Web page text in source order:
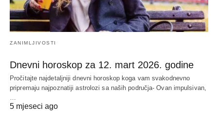
ZANIMLJIVOSTI
Dnevni horoskop za 12. mart 2026. godine
Pročitajte najdetaljniji dnevni horoskop koga vam svakodnevno
pripremaju najpoznatiji astrolozi sa naših područja- Ovan impulsivan,
5 mjeseci ago